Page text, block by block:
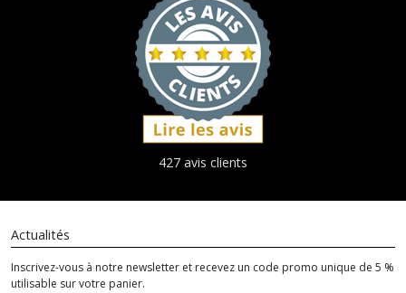
427 avis clients
Actualités
Inscrivez-vous à notre newsletter et recevez un code promo unique de 5 %
utilisable sur votre panier.